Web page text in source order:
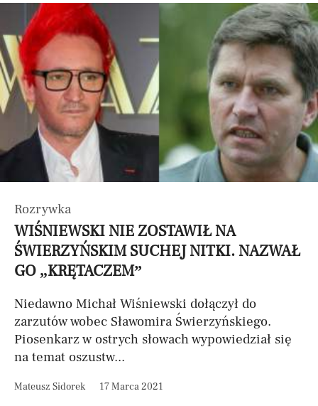
Rozrywka
WIŚNIEWSKI NIE ZOSTAWIŁ NA
ŚWIERZYŃSKIM SUCHEJ NITKI. NAZWAŁ
GO „KRĘTACZEM”
Niedawno Michał Wiśniewski dołączył do
zarzutów wobec Sławomira Świerzyńskiego.
Piosenkarz w ostrych słowach wypowiedział się
na temat oszustw...
Mateusz Sidorek 17 Marca 2021